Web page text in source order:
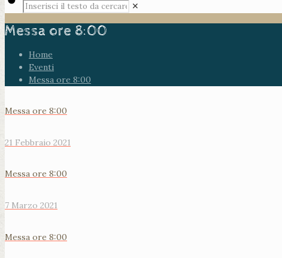
✕
Messa ore 8:00
Home
Eventi
Messa ore 8:00
Messa ore 8:00
21 Febbraio 2021
Messa ore 8:00
7 Marzo 2021
Messa ore 8:00